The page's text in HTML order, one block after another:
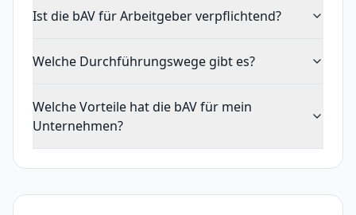
Ist die bAV für Arbeitgeber verpflichtend?
Welche Durchführungswege gibt es?
Welche Vorteile hat die bAV für mein
Unternehmen?